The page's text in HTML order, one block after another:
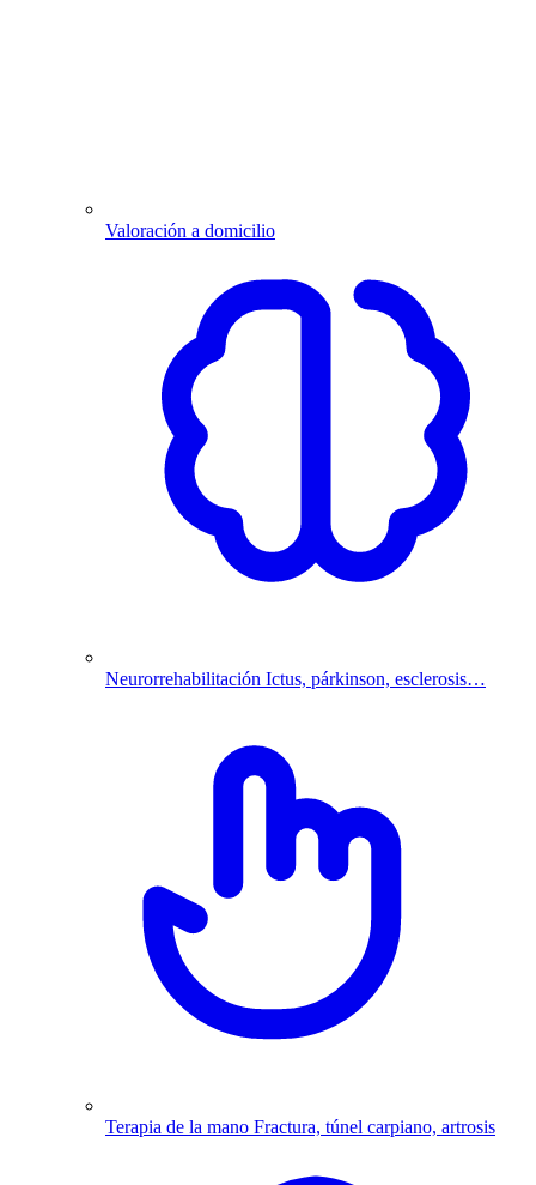
Valoración a domicilio
Neurorrehabilitación Ictus, párkinson, esclerosis…
Terapia de la mano Fractura, túnel carpiano, artrosis